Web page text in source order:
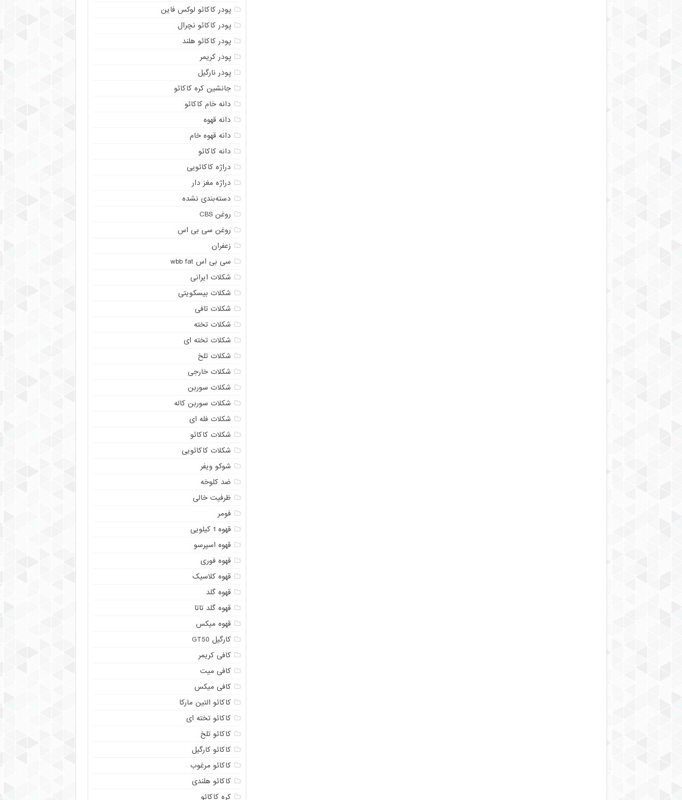
پودر کاکائو لوکس فاین
پودر کاکائو نچرال
پودر کاکائو هلند
پودر کریمر
پودر نارگیل
جانشین کره کاکائو
دانه خام کاکائو
دانه قهوه
دانه قهوه خام
دانه کاکائو
دراژه کاکائویی
دراژه مغز دار
دسته‌بندی نشده
روغن CBS
روغن سی بی اس
زعفران
سی بی اس wbb fat
شکلات ایرانی
شکلات بیسکویتی
شکلات تافی
شکلات تخته
شکلات تخته ای
شکلات تلخ
شکلات خارجی
شکلات سوربن
شکلات سوربن کاله
شکلات فله ای
شکلات کاکائو
شکلات کاکائویی
شوکو ویفر
ضد کلوخه
ظرفیت خالی
فومر
قهوه 1 کیلویی
قهوه اسپرسو
قهوه فوری
قهوه کلاسیک
قهوه گلد
قهوه گلد تاتا
قهوه میکس
کارگیل GT50
کافی کریمر
کافی میت
کافی میکس
کاکائو التین مارکا
کاکائو تخته ای
کاکائو تلخ
کاکائو کارگیل
کاکائو مرغوب
کاکائو هلندی
کره کاکائو